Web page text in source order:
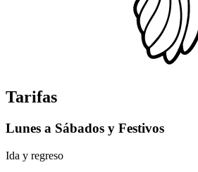
Tarifas
Lunes a Sábados y Festivos
Ida y regreso